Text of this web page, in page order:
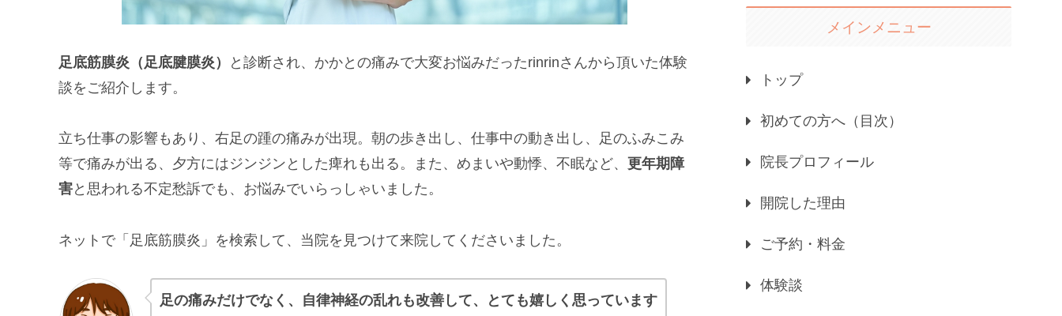
足底筋膜炎（足底腱膜炎）
と診断され、かかとの痛みで大変お悩みだったrinrinさんから頂いた体験
談をご紹介します。
立ち仕事の影響もあり、右足の踵の痛みが出現。朝の歩き出し、仕事中の動き出し、足のふみこみ
等で痛みが出る、夕方にはジンジンとした痺れも出る。また、めまいや動悸、不眠など、 更年期障
害と思われる不定愁訴でも、お悩みでいらっしゃいました。
ネットで「足底筋膜炎」を検索して、当院を見つけて来院してくださいました。
足の痛みだけでなく、自律神経の乱れも改善して、とても嬉しく思っています
メインメニュー
トップ
初めての方へ（目次）
院長プロフィール
開院した理由
ご予約・料金
体験談